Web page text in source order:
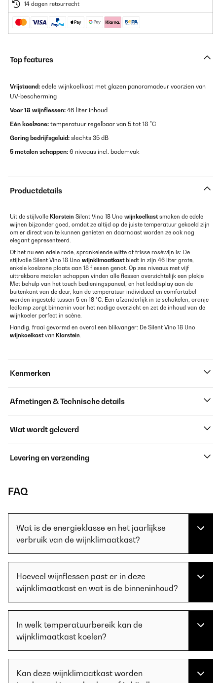
14 dagen retourrecht
Top features
Vrijstaand: edele wijnkoelkast met glazen panoramadeur voorzien van
UV-bescherming
Voor 18 wijnflessen: 46 liter inhoud
Eén koelzone: temperatuur regelbaar van 5 tot 18 °C
Gering bedrijfsgeluid: slechts 35 dB
5 metalen schappen: 6 niveaus incl. bodemvak
Productdetails
Uit de stijlvolle Klarstein Silent Vino 18 Uno wijnkoelkastsmaken de edele
wijnen bijzonder goed, omdat ze altijd op de juiste temperatuur gekoeld zijn
om er direct van te kunnen genieten en daarnaast worden ze ook nog
elegant gepresenteerd.
Of het nu een edele rode, sprankelende witte of frisse roséwijn is: De
stijlvolle Silent Vino 18 Uno wijnklimaatkastbiedt in zijn 46 liter grote,
enkele koelzone plaats aan 18 flessen genot. Op zes niveaus met vijf
uittrekbare metalen schappen vinden alle flessen overzichtelijk een plekje
Met behulp van het touch bedieningspaneel, en het leddisplay aan de
buitenkant van de deur, kan de temperatuur individueel en comfortabel
worden ingesteld tussen 5 en 18 °C. Een afzonderlijk in te schakelen, oranje
ledlamp zorgt binnenin voor het nodige overzicht en zet de inhoud van de
wijnkoeler perfect in scène.
Handig, fraai gevormd en overal een blikvanger: De Silent Vino 18 Uno
wijnkoelkastvan Klarstein.
Kenmerken
Afmetingen & Technische details
Wat wordt geleverd
Levering en verzending
FAQ
Wat is de energieklasse en het jaarlijkse
verbruik van de wijnklimaatkast?
Hoeveel wijnflessen past er in deze
wijnklimaatkast en wat is de binneninhoud?
In welk temperatuurbereik kan de
wijnklimaatkast koelen?
Kan deze wijnklimaatkast worden